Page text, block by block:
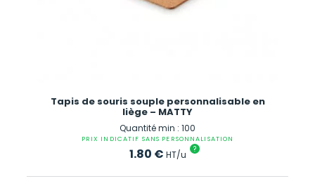
Tapis de souris souple personnalisable en
liège – MATTY
Quantité min : 100
PRIX INDICATIF SANS PERSONNALISATION
1.80 € HT/u ?